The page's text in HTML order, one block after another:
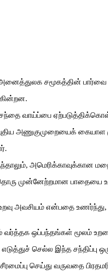
சமூகத்தின் பார்வை
வாய்ப்பை
அணுகுமுறையைக்
அமெரிக்காவுக்கான
முன்னேற்றமான பாதையை
அவசியம் என்பதை
வர்த்தக ஒப்பந்தங்கள் மூலம்
செல்ல இந்த சந்திப்பு
செய்து வருவதை